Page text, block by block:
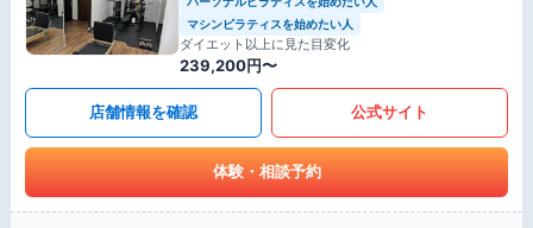
マシンピラティスを始めたい人
ダイエット以上に見た目変化
239,200円〜
店舗情報を確認 公式サイト
体験・相談予約